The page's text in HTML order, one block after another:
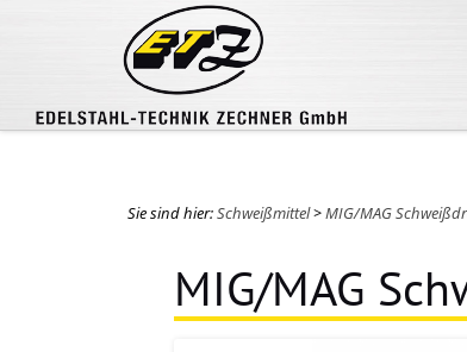
Sie sind hier:Schweißmittel>MIG/MAG
MIG/MAG